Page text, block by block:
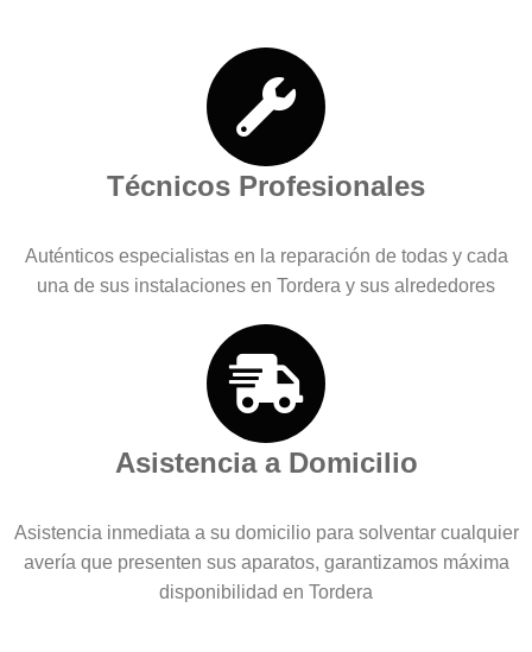
Técnicos Profesionales
Auténticos especialistas en la reparación de todas y cada
una de sus instalaciones en Tordera y sus alrededores
Asistencia a Domicilio
Asistencia inmediata a su domicilio para solventar cualquier
avería que presenten sus aparatos, garantizamos máxima
disponibilidad en Tordera